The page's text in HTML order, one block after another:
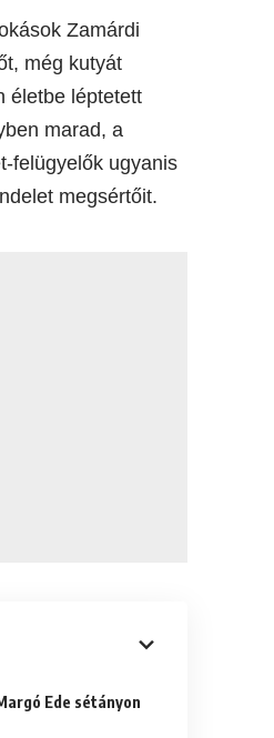
Zamárdi
még kutyát
életbe léptetett
marad, a
felügyelők ugyanis
megsértőit.
Ede sétányon